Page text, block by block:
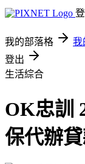
我的部落格 我
登出
生活綜合
OK忠訓
保代辦